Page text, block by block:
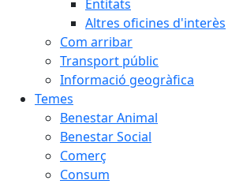
Entitats
Altres oficines d'interès
Com arribar
Transport públic
Informació geogràfica
Temes
Benestar Animal
Benestar Social
Comerç
Consum